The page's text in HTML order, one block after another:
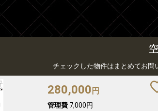
チェックした物件はまとめてお問
280,000 円
管理費7,000円